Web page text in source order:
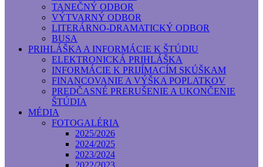
TANEČNÝ ODBOR
VÝTVARNÝ ODBOR
LITERÁRNO-DRAMATICKÝ ODBOR
BUSA
PRIHLÁŠKA A INFORMÁCIE K ŠTÚDIU
ELEKTRONICKÁ PRIHLÁŠKA
INFORMÁCIE K PRIJÍMACÍM SKÚŠKAM
FINANCOVANIE A VÝŠKA POPLATKOV
PREDČASNÉ PRERUŠENIE A UKONČENIE
ŠTÚDIA
MÉDIA
FOTOGALÉRIA
2025/2026
2024/2025
2023/2024
2022/2023